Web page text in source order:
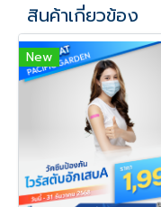
สินค้าเกี่ยวข้อง
New